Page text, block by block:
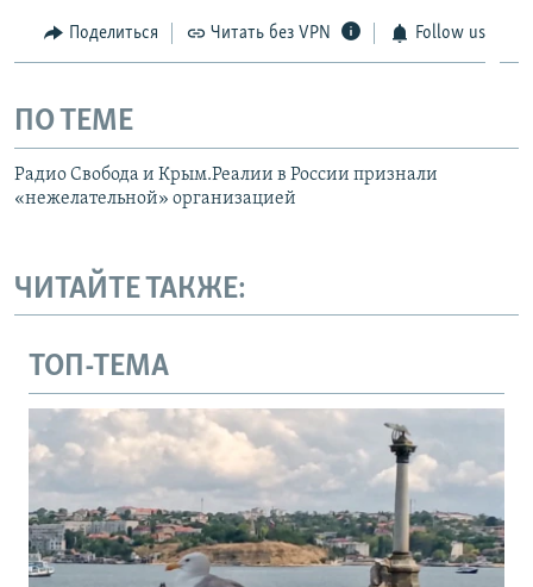
Поделиться Читать без VPN Follow us
ПО ТЕМЕ
Радио Свобода и Крым.Реалии в России признали
«нежелательной» организацией
ЧИТАЙТЕ ТАКЖЕ:
ТОП-ТЕМА